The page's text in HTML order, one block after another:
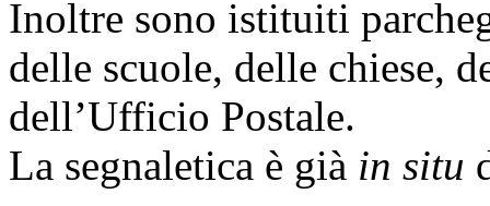
Inoltre sono istituiti
delle scuole, delle chiese,
dell’Ufficio Postale.
La segnaletica è già in situ